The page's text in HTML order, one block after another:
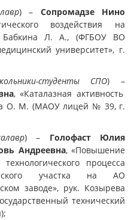
) – Сопромадзе Нино
воздействия на
Бабкина Л. А., (ФГБОУ ВО
университет», г.
студенты СПО) –
, «Каталазная активность
О. М. (МАОУ лицей № 39, г.
) – Голофаст Юлия
Андреевна, «Повышение
процесса
участка на АО
заводе», рук. Козырева
технический